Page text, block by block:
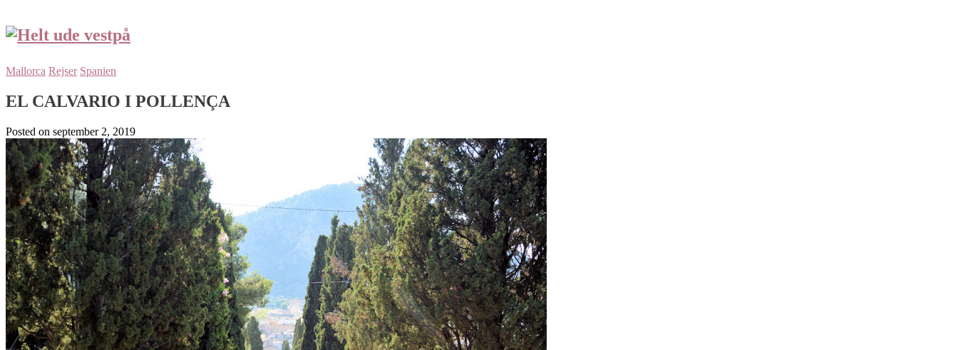
Mallorca Rejser Spanien
EL CALVARIO I POLLENÇA
Posted on september 2, 2019